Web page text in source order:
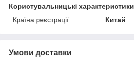
Користувальницькі характеристики
Країна реєстрації
Китай
Умови доставки